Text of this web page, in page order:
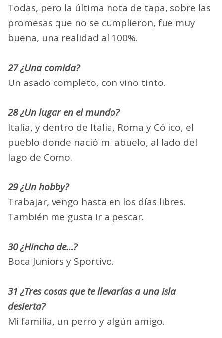
Todas, pero la última nota de tapa, sobre las
promesas que no se cumplieron, fue muy
buena, una realidad al 100%.
27 ¿Una comida?
Un asado completo, con vino tinto.
28 ¿Un lugar en el mundo?
Italia, y dentro de Italia, Roma y Cólico, el
pueblo donde nació mi abuelo, al lado del
lago de Como.
29 ¿Un hobby?
Trabajar, vengo hasta en los días libres.
También me gusta ir a pescar.
30 ¿Hincha de…?
Boca Juniors y Sportivo.
31 ¿Tres cosas que te llevarías a una isla
desierta?
Mi familia, un perro y algún amigo.